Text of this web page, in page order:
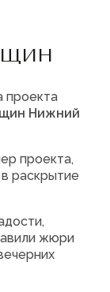
проекта
Нижний
проекта,
раскрытие
жюри